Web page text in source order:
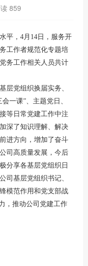
859
，4月14日，服务开
工作者规范化专题培
务工作相关人员共计
党组织换届实务、
一课”、主题党日、
等日常党建工作中注
深了知识理解、解决
进方向，增加了奋斗
司高质量发展，今后
分享各基层党组织日
司基层党组织书记、
模范作用和党支部战
，推动公司党建工作